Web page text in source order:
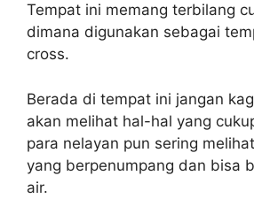
Tempat ini memang terbilang
dimana digunakan sebagai
cross.
Berada di tempat ini jangan
akan melihat hal-hal yang
para nelayan pun sering
yang berpenumpang dan bisa
air.